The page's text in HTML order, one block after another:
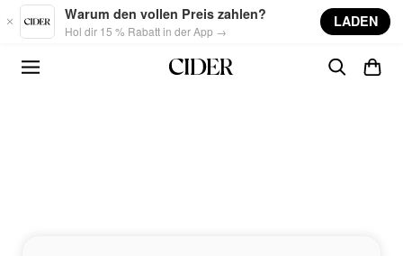
Skip to main content
Warum den vollen Preis zahlen?
Hol dir 15 % Rabatt in der App →
LADEN